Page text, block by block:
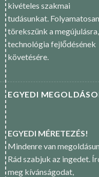
kivételes szakmai
tudásunkat. Folyamatosan
törekszünk a
technológia fejlődésének
követésére.
EGYEDI
EGYEDI MÉRETEZÉS!
Mindenre van
Rád szabjuk az ingedet.
meg kívánságodat,